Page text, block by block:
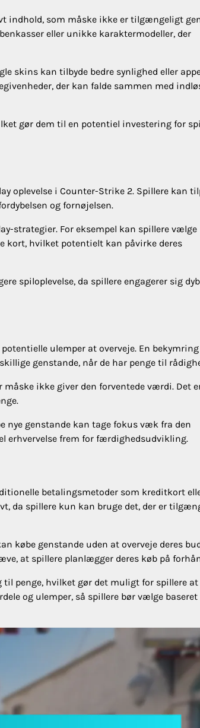
indhold, som måske ikke er tilgængeligt
eller unikke karaktermodeller, der
skins kan tilbyde bedre synlighed eller
der kan falde sammen med
gør dem til en potentiel investering for
oplevelse i Counter-Strike 2. Spillere kan
og fornøjelsen.
strategier. For eksempel kan spillere vælge
kort, hvilket potentielt kan påvirke deres
spiloplevelse, da spillere engagerer sig
ulemper at overveje. En
genstande, når de har penge til
ikke giver den forventede værdi. Det
nye genstande kan tage fokus væk fra den
erhvervelse frem for færdighedsudvikling.
betalingsmetoder som kreditkort
da spillere kun kan bruge det, der er
købe genstande uden at overveje deres
at spillere planlægger deres køb på
penge, hvilket gør det muligt for spillere at
og ulemper, så spillere bør vælge baseret